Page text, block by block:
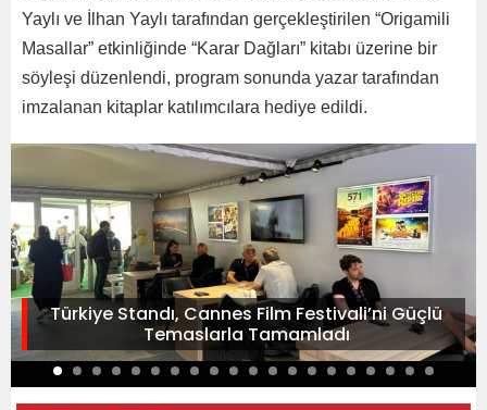
Yaylı ve İlhan Yaylı tarafından gerçekleştirilen “Origamili
Masallar” etkinliğinde “Karar Dağları” kitabı üzerine bir
söyleşi düzenlendi, program sonunda yazar tarafından
imzalanan kitaplar katılımcılara hediye edildi.
Türkiye Standı, Cannes Film Festivali’ni Güçlü
Temaslarla Tamamladı